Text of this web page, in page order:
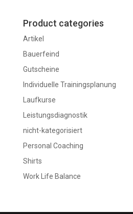
Product categories
Artikel
Bauerfeind
Gutscheine
Individuelle Trainingsplanung
Laufkurse
Leistungsdiagnostik
nicht-kategorisiert
Personal Coaching
Shirts
Work Life Balance